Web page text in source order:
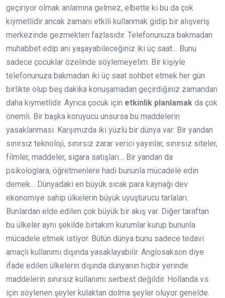
geçiriyor olmak anlamına gelmez, elbette ki bu da çok
kıymetlidir ancak zamanı etkili kullanmak gidip bir alışveriş
merkezinde gezmekten fazlasıdır. Telefonunuza bakmadan
muhabbet edip anı yaşayabileceğiniz iki üç saat… Bunu
sadece çocuklar özelinde söylemeyelim. Bir kişiyle
telefonunuza bakmadan iki üç saat sohbet etmek her gün
birlikte olup beş dakika konuşamadan geçirdiğiniz zamandan
daha kıymetlidir. Ayrıca çocuk için etkinlik planlamak da çok
önemli. Bir başka koruyucu unsursa bu maddelerin
yasaklanması. Karşımızda iki yüzlü bir dünya var: Bir yandan
sınırsız teknoloji, sınırsız zarar verici yayınlar, sınırsız siteler,
filmler, maddeler, sigara satışları… Bir yandan da
psikologlara, öğretmenlere hadi bununla mücadele edin
demek… Dünyadaki en büyük sıcak para kaynağı dev
ekonomiye sahip ülkelerin büyük uyuşturucu tarlaları.
Bunlardan elde edilen çok büyük bir akış var. Diğer taraftan
bu ülkeler aynı şekilde birtakım kurumlar kurup bununla
mücadele etmek istiyor. Bütün dünya bunu sadece tedavi
amaçlı kullanımı dışında yasaklayabilir. Anglosakson diye
ifade edilen ülkelerin dışında dünyanın hiçbir yerinde
maddelerin sınırsız kullanımı serbest değildir. Hollanda vs.
için söylenen şeyler kulaktan dolma şeyler oluyor genelde.